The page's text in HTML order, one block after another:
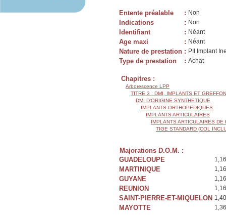
Entente préalable : Non
Indications : Non
Identifiant : Néant
Age maxi : Néant
Nature de prestation : PII Implant
Type de prestation : Achat
Chapitres :
Arborescence LPP
TITRE 3 : DMI, IMPLANTS ET
DMI D'ORIGINE SYNTHETIQUE
IMPLANTS ORTHOPEDIQUES
IMPLANTS ARTICULAIRES
IMPLANTS ARTICULAIRES DE
TIGE STANDARD (COL
Majorations D.O.M. :
GUADELOUPE
MARTINIQUE
GUYANE
REUNION
SAINT-PIERRE-ET-MIQUELON
MAYOTTE